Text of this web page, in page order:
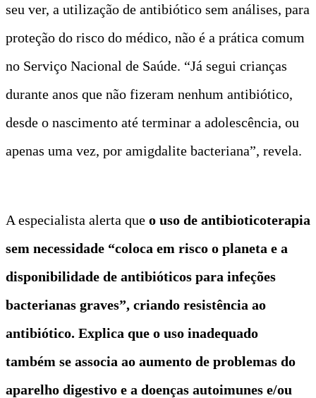
seu ver, a utilização de antibiótico sem análises, para
proteção do risco do médico, não é a prática comum
no Serviço Nacional de Saúde. “Já segui crianças
durante anos que não fizeram nenhum antibiótico,
desde o nascimento até terminar a adolescência, ou
apenas uma vez, por amigdalite bacteriana”, revela.
A especialista alerta que o uso de antibioticoterapia
sem necessidade “coloca em risco o planeta e a
disponibilidade de antibióticos para infeções
bacterianas graves”, criando resistência ao
antibiótico. Explica que o uso inadequado
também se associa ao aumento de problemas do
aparelho digestivo e a doenças autoimunes e/ou